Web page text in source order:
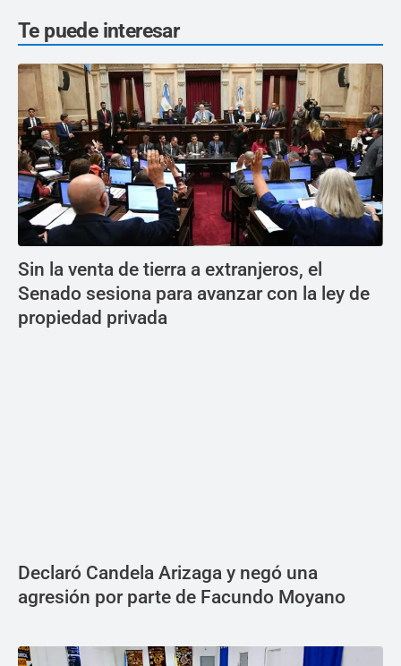
Te puede interesar
Sin la venta de tierra a extranjeros, el
Senado sesiona para avanzar con la ley de
propiedad privada
Declaró Candela Arizaga y negó una
agresión por parte de Facundo Moyano